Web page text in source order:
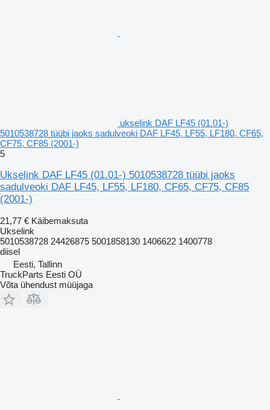
ukselink DAF LF45 (01.01-)
5010538728 tüübi jaoks sadulveoki DAF LF45, LF55, LF180, CF65,
CF75, CF85 (2001-)
5
Ukselink DAF LF45 (01.01-) 5010538728 tüübi jaoks
sadulveoki DAF LF45, LF55, LF180, CF65, CF75, CF85
(2001-)
21,77 € Käibemaksuta
Ukselink
5010538728 24426875 5001858130 1406622 1400778
diisel
Eesti, Tallinn
TruckParts Eesti OÜ
Võta ühendust müüjaga